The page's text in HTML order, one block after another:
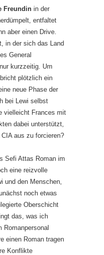
Freundin in der
entfaltet
aber einen Drive.
in der sich das Land
General
kurzzeitig. Um
plötzlich ein
neue Phase der
bei Lewi selbst
vielleicht Frances mit
dabei unterstützt,
aus zu forcieren?
Sefi Attas Roman im
eine reizvolle
und den Menschen,
noch etwas
Oberschicht
das, was ich
Romanpersonal
einen Roman tragen
Konflikte